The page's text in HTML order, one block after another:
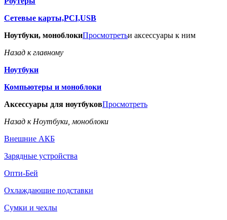
Сетевые карты,PCI,USB
Ноутбуки, моноблокиПросмотретьи аксессуары к ним
Назад к главному
Ноутбуки
Компьютеры и моноблоки
Аксессуары для ноутбуковПросмотреть
Назад к Ноутбуки, моноблоки
Внешние АКБ
Зарядные устройства
Опти-Бей
Охлаждающие подставки
Сумки и чехлы